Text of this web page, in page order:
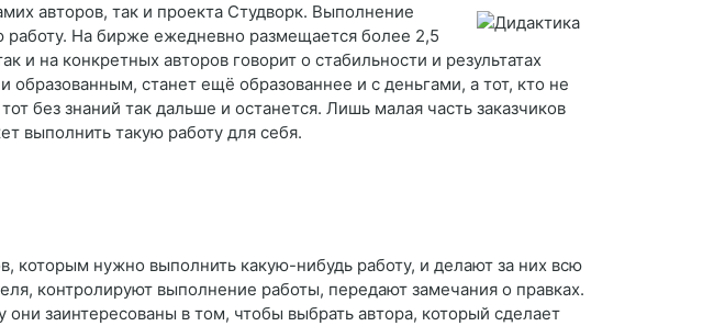
авторов, так и проекта Студворк. Выполнение
работу. На бирже ежедневно размещается более 2,5
и на конкретных авторов говорит о стабильности и результатах
станет ещё образованнее и с деньгами, а тот, кто не
без знаний так дальше и останется. Лишь малая часть заказчиков
выполнить такую работу для себя.
которым нужно выполнить какую-нибудь работу, и делают за них всю
контролируют выполнение работы, передают замечания о правках.
они заинтересованы в том, чтобы выбрать автора, который сделает